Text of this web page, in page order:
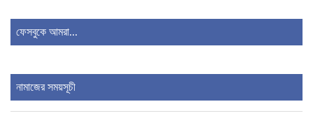
ফেসবুকে আমরা...
নামাজের সময়সূচী